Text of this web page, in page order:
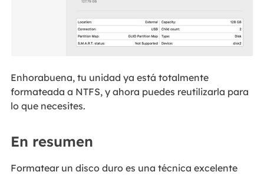
Enhorabuena, tu unidad ya está totalmente
formateada a NTFS, y ahora puedes reutilizarla para
lo que necesites.
En resumen
Formatear un disco duro es una técnica excelente